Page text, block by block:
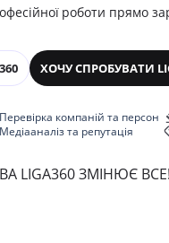
роботи прямо
ХОЧУ СПРОБУВАТИ
Перевірка компаній та персон
Медіааналіз та репутація
LIGA360 ЗМІНЮЄ ВСЕ!